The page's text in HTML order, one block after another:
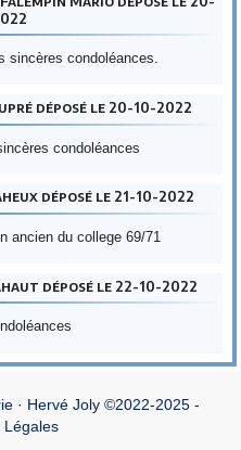
sincères condoléances.
déposé le 20-10-2022
condoléances
déposé le 21-10-2022
ancien du college 69/71
déposé le 22-10-2022
· Hervé Joly ©2022-2025 -
Légales